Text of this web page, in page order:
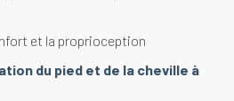
et la proprioception
du pied et de la cheville à